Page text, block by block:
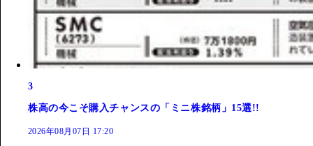
3
株高の今こそ購入チャンスの「ミニ株銘柄」15選!!
2026年08月07日 17:20